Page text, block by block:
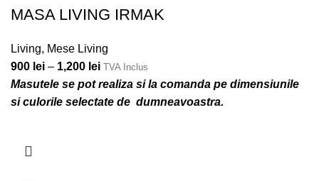
MASA LIVING IRMAK
Living, Mese Living
900 lei – 1,200 lei TVA Inclus
Masutele se pot realiza si la comanda pe dimensiunile
si culorile selectate de dumneavoastra.